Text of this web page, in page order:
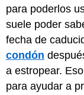
para poderlos
suele poder
fecha de
condón
a estropear.
para ayudar a